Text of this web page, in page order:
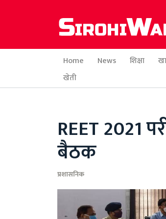
Home News शिक्षा
खेती
REET 2021
बैठक
प्रशासनिक